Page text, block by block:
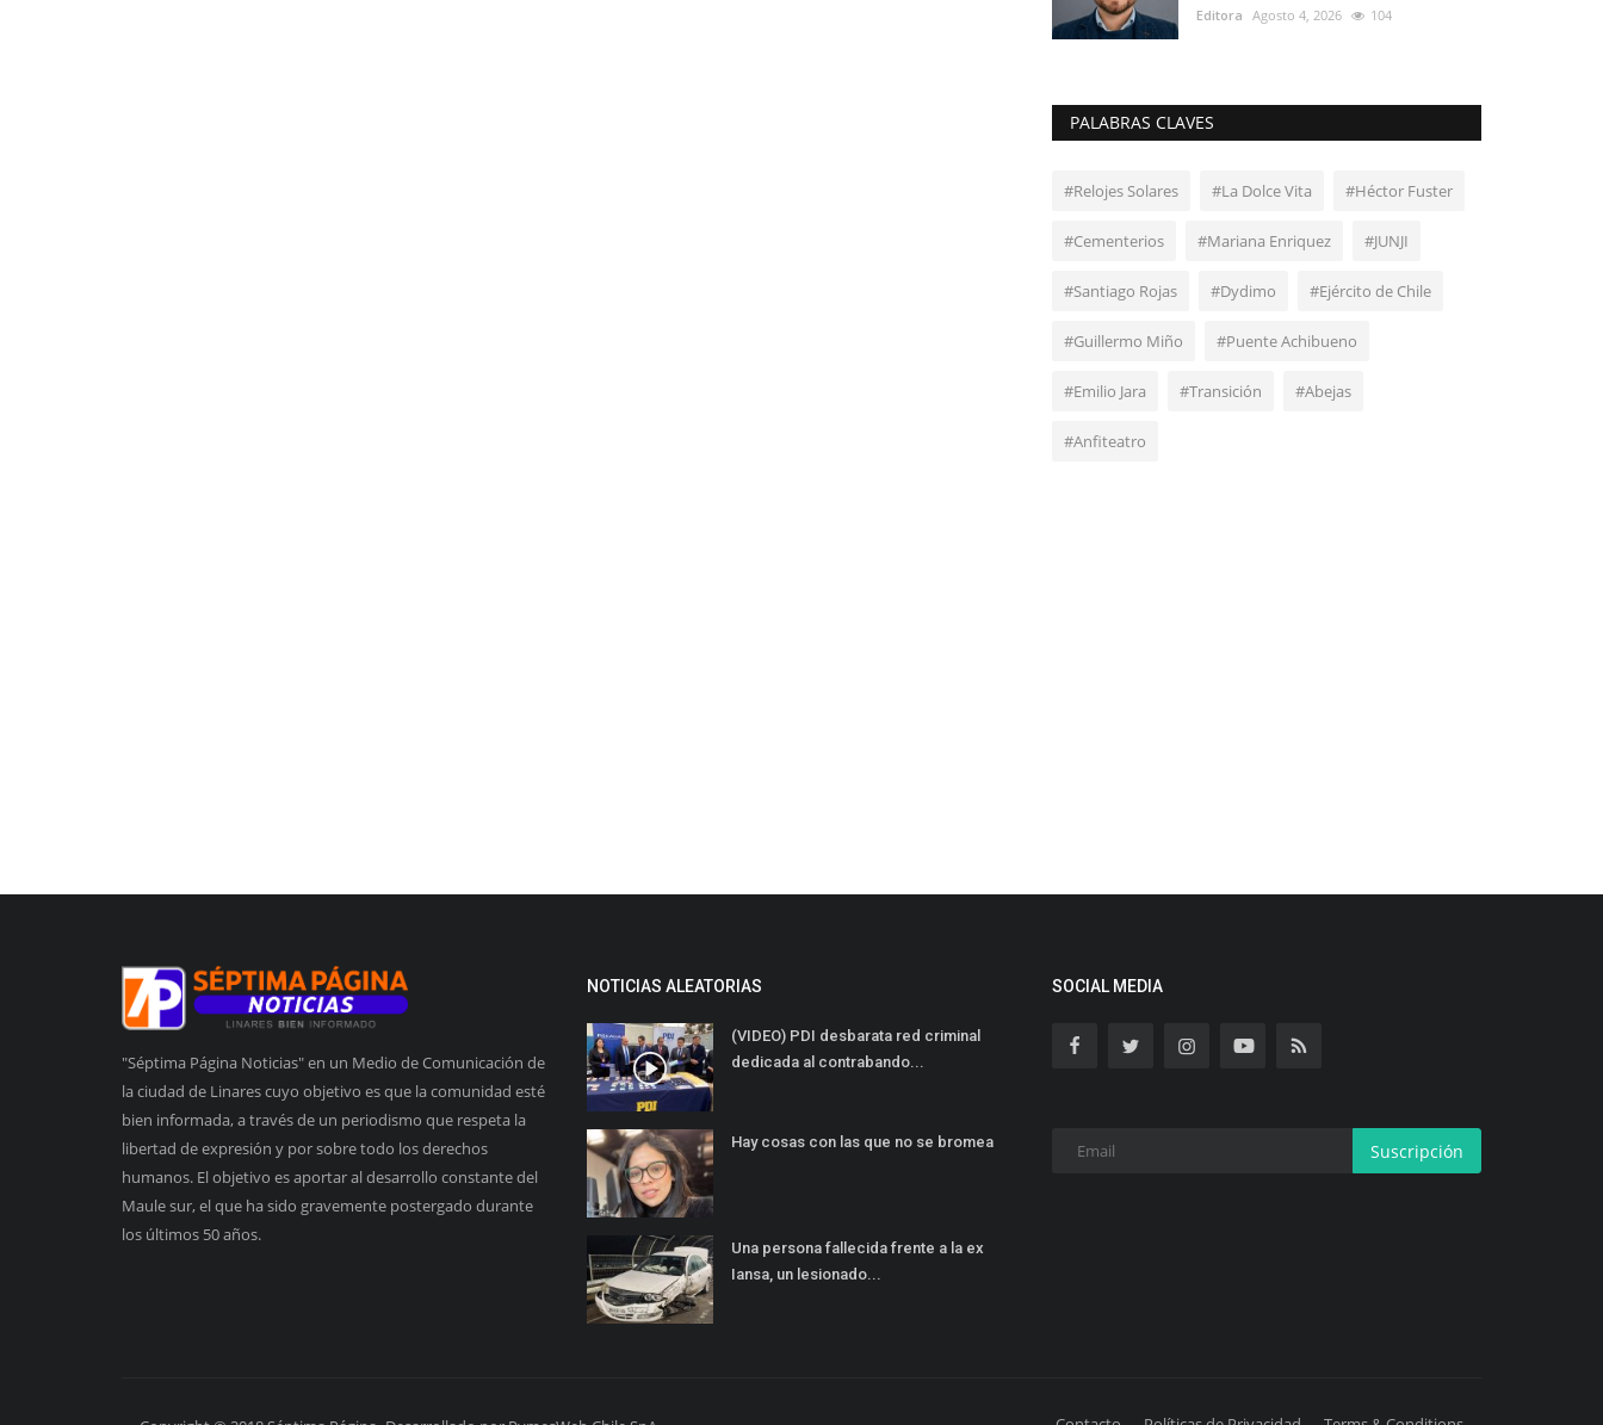
Editora Agosto 4, 2026 104
PALABRAS CLAVES
#Relojes Solares #La Dolce Vita #Héctor Fuster
#Cementerios #Mariana Enriquez #JUNJI
#Santiago Rojas #Dydimo #Ejército de Chile
#Guillermo Miño #Puente Achibueno
#Emilio Jara #Transición #Abejas
#Anfiteatro
"Séptima Página Noticias" en un Medio de Comunicación de
la ciudad de Linares cuyo objetivo es que la comunidad esté
bien informada, a través de un periodismo que respeta la
libertad de expresión y por sobre todo los derechos
humanos. El objetivo es aportar al desarrollo constante del
Maule sur, el que ha sido gravemente postergado durante
los últimos 50 años.
NOTICIAS ALEATORIAS
(VIDEO) PDI desbarata red criminal
dedicada al contrabando...
Hay cosas con las que no se bromea
Una persona fallecida frente a la ex
Iansa, un lesionado...
SOCIAL MEDIA
Suscripción